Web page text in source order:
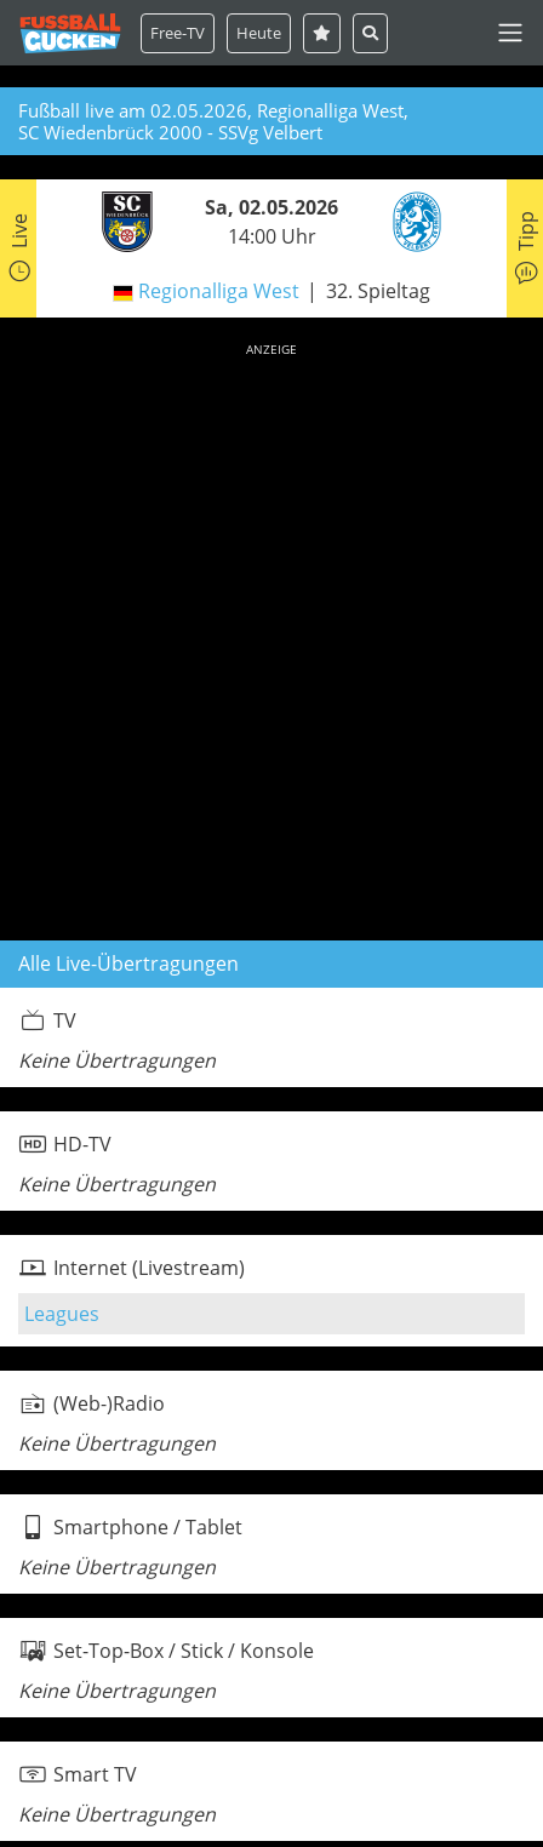
Free-TV Heute
Fußball live am 02.05.2026, Regionalliga West,
SC Wiedenbrück 2000 - SSVg Velbert
Live
Sa, 02.05.2026
14:00 Uhr
Regionalliga West 32. Spieltag
Tipp
ANZEIGE
Alle Live-Übertragungen
TV
Keine Übertragungen
HD-TV
Keine Übertragungen
Internet (Livestream)
Leagues
(Web-)Radio
Keine Übertragungen
Smartphone / Tablet
Keine Übertragungen
Set-Top-Box / Stick / Konsole
Keine Übertragungen
Smart TV
Keine Übertragungen